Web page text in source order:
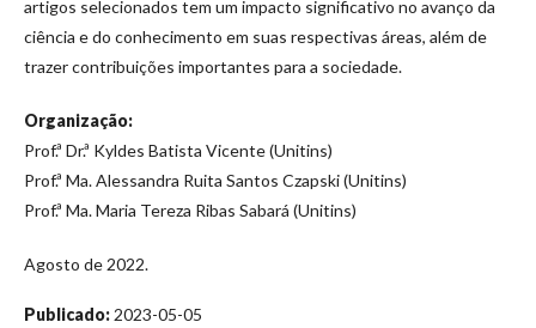
artigos selecionados tem um impacto significativo no avanço da
ciência e do conhecimento em suas respectivas áreas, além de
trazer contribuições importantes para a sociedade.
Organização:
Prof.ª Dr.ª Kyldes Batista Vicente (Unitins)
Prof.ª Ma. Alessandra Ruita Santos Czapski (Unitins)
Prof.ª Ma. Maria Tereza Ribas Sabará (Unitins)
Agosto de 2022.
Publicado: 2023-05-05